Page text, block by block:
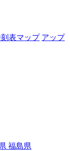
刻表マップ アップ
福島県